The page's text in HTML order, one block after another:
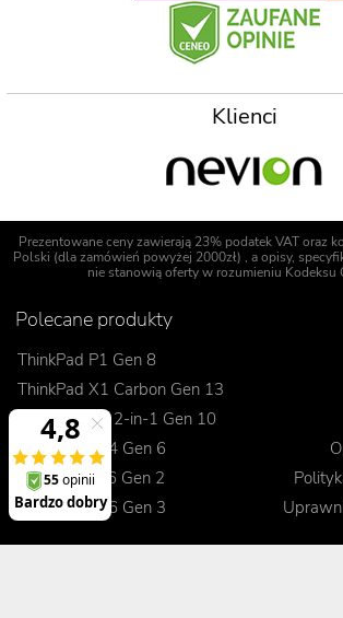
Klienci
Prezentowane ceny zawierają 23% podatek VAT oraz
Polski (dla zamówień powyżej 2000zł) , a opisy,
nie stanowią oferty w rozumieniu Kodeksu
Polecane produkty
ThinkPad P1 Gen 8
ThinkPad X1 Carbon Gen 13
ThinkPad X1 2-in-1 Gen 10
ThinkPad T14 Gen 6
ThinkPad L16 Gen 2
ThinkPad E16 Gen 3